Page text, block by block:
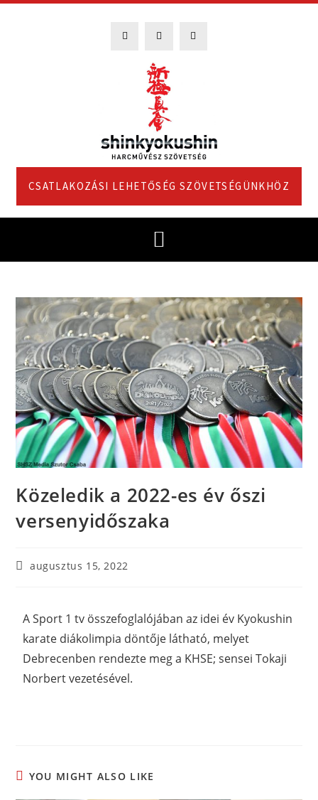
CSATLAKOZÁSI LEHETŐSÉG SZÖVETSÉGÜNKHÖZ
Közeledik a 2022-es év őszi
versenyidőszaka
augusztus 15, 2022
A Sport 1 tv összefoglalójában az idei év Kyokushin
karate diákolimpia döntője látható, melyet
Debrecenben rendezte meg a KHSE; sensei Tokaji
Norbert vezetésével.
YOU MIGHT ALSO LIKE